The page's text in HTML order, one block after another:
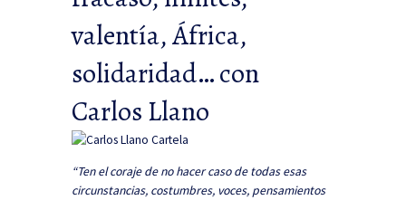
valentía, África,
solidaridad… con
Carlos Llano
“Ten el coraje de no hacer caso de todas esas
circunstancias, costumbres, voces, pensamientos